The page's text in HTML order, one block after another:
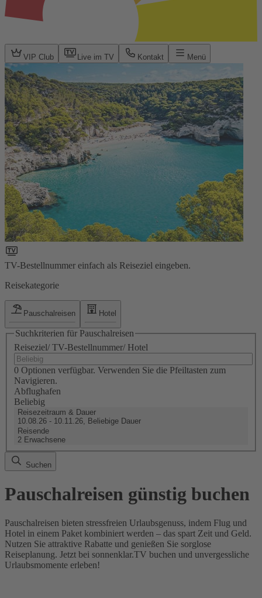
VIP Club Live im TV Kontakt Menü
TV-Bestellnummer einfach als Reiseziel eingeben.
Reisekategorie
Pauschalreisen Hotel
Suchkriterien für Pauschalreisen
Reiseziel/ TV-Bestellnummer/ Hotel
0 Optionen verfügbar. Verwenden Sie die Pfeiltasten zum
Navigieren.
Abflughafen
Beliebig
Reisezeitraum & Dauer
10.08.26 - 10.11.26, Beliebige Dauer
Reisende
2 Erwachsene
Suchen
Pauschalreisen günstig buchen
Pauschalreisen bieten stressfreien Urlaubsgenuss, indem Flug und
Hotel in einem Paket kombiniert werden – das spart Zeit und Geld.
Nutzen Sie attraktive Rabatte und genießen Sie sorglose
Reiseplanung. Jetzt bei sonnenklar.TV buchen und unvergessliche
Urlaubsmomente erleben!